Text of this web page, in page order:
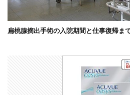
扁桃腺摘出手術の入院期間と仕事復帰ま